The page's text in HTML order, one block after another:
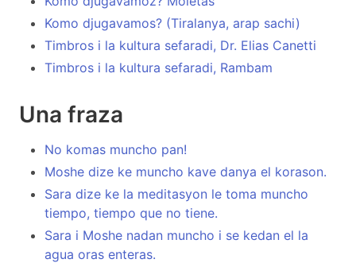
Komo djugavamos? (Tiralanya, arap sachi)
Timbros i la kultura sefaradi, Dr. Elias Canetti
Timbros i la kultura sefaradi, Rambam
Una fraza
No komas muncho pan!
Moshe dize ke muncho kave danya el korason.
Sara dize ke la meditasyon le toma muncho
tiempo, tiempo que no tiene.
Sara i Moshe nadan muncho i se kedan el la
agua oras enteras.